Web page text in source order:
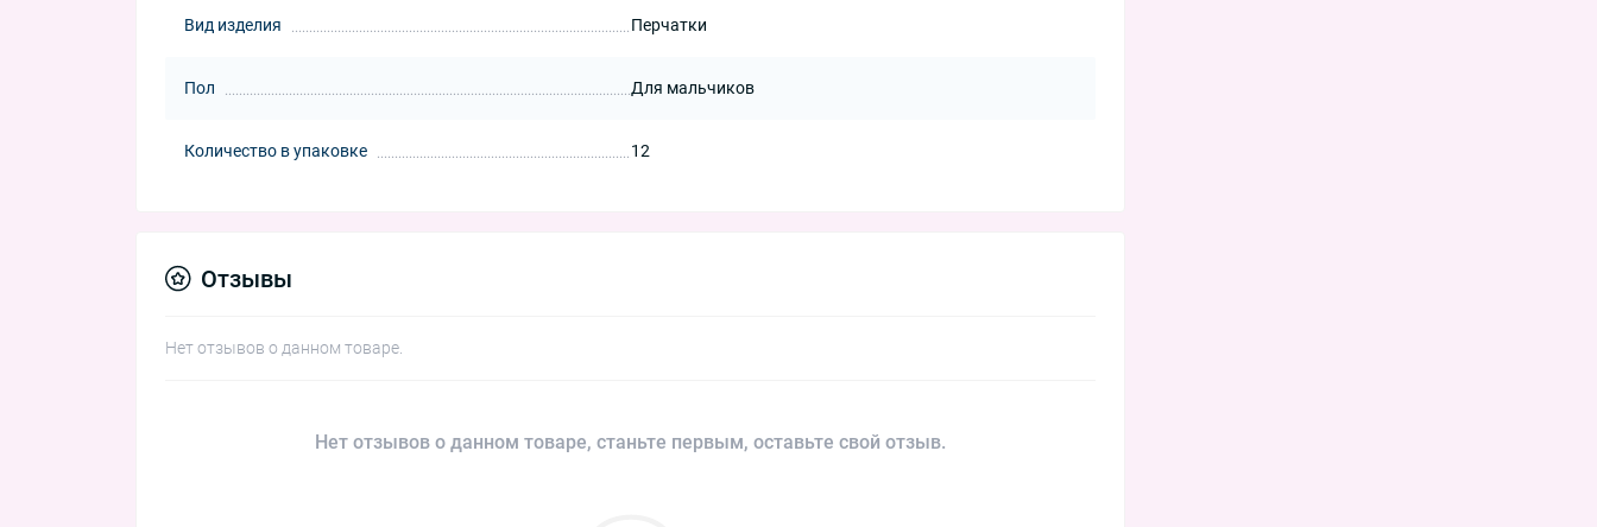
Вид изделия Перчатки
Пол Для мальчиков
Количество в упаковке 12
Отзывы
Нет отзывов о данном товаре.
Нет отзывов о данном товаре, станьте первым, оставьте свой отзыв.